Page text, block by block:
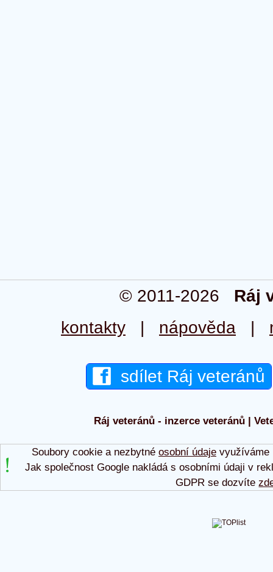
© 2011-2026 Ráj
kontakty | nápověda |
sdílet Ráj veteránů
Ráj veteránů - inzerce veteránů |
Soubory cookie a nezbytné osobní údajevyužíváme
Jak společnost Google nakládá s osobními údaji v
GDPR se dozvíte